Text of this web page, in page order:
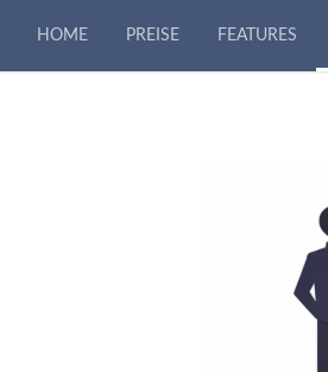
HOME PREISE FEATURES